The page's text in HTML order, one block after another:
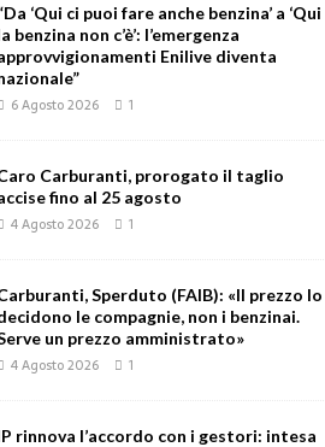
‘Qui ci puoi fare anche benzina’ a ‘Qui
benzina non c’è’: l’emergenza
Enilive diventa
6 Agosto 2026 1
Carburanti, prorogato il taglio
fino al 25 agosto
4 Agosto 2026 1
Sperduto (FAIB): «Il prezzo lo
le compagnie, non i benzinai.
un prezzo amministrato»
4 Agosto 2026 1
rinnova l’accordo con i gestori: intesa